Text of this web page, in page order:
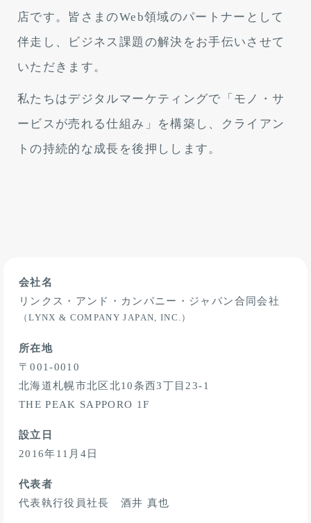
店です。皆さまのWeb領域のパートナーとして
伴走し、ビジネス課題の解決をお手伝いさせて
いただきます。
私たちはデジタルマーケティングで「モノ・サ
ービスが売れる仕組み」を構築し、クライアン
トの持続的な成長を後押しします。
会社名
リンクス・アンド・カンパニー・ジャパン合同会社
（LYNX & COMPANY JAPAN, INC.）
所在地
〒001-0010
北海道札幌市北区北10条西3丁目23-1
THE PEAK SAPPORO 1F
設立日
2016年11月4日
代表者
代表執行役員社長